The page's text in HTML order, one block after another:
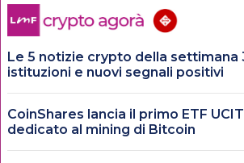
Le 5 notizie crypto della settimana
istituzioni e nuovi segnali positivi
CoinShares lancia il primo ETF
dedicato al mining di Bitcoin